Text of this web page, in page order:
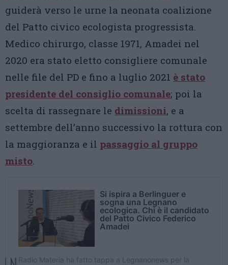
guiderà verso le urne la neonata coalizione
del Patto civico ecologista progressista.
Medico chirurgo, classe 1971, Amadei nel
2020 era stato eletto consigliere comunale
nelle file del PD e fino a luglio 2021 è stato
presidente del consiglio comunale; poi la
scelta di rassegnare le dimissioni, e a
settembre dell’anno successivo la rottura con
la maggioranza e il passaggio al gruppo
misto.